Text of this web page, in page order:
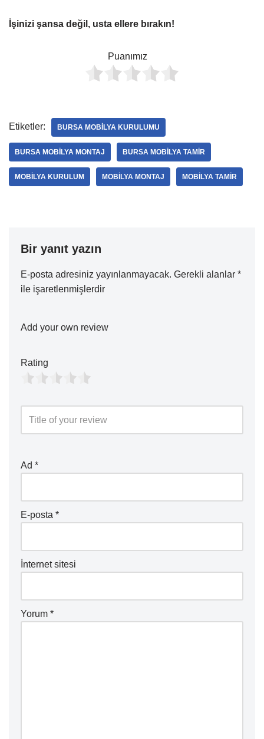
İşinizi şansa değil, usta ellere bırakın!
Puanımız
Etiketler: BURSA MOBILYA KURULUMU
BURSA MOBILYA MONTAJ BURSA MOBILYA TAMIR
MOBILYA KURULUM MOBILYA MONTAJ MOBILYA TAMIR
Bir yanıt yazın
E-posta adresiniz yayınlanmayacak. Gerekli alanlar *
ile işaretlenmişlerdir
Add your own review
Rating
Ad *
E-posta *
İnternet sitesi
Yorum *